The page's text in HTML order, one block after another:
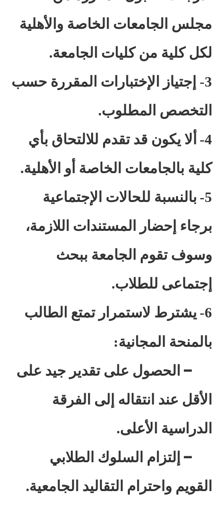
مجلس الجامعات الخاصة والأهلية
لكل كلية من كليات الجامعة.
3- إجتياز الإختبارات المقررة حسب
التخصص المطلوب.
4-
ألا يكون قد تقدم للالتحاق بأي
كلية بالجامعات الخاصة أو الأهلية.
5- بالنسبة للحالات الإجتماعية
برجاء إحضار المستندات اللازمة،
وسوف تقوم الجامعة ببحث
إجتماعى للطلاب.
6- يشترط لاستمرار تمتع الطالب
بالمنحة المجانية:
– الحصول على تقدير جيد على
الأقل عند انتقاله إلى الفرقة
الدراسية الأعلى.
– إلتزام السلوك الطلابي
القويم واحترام التقاليد الجامعية.